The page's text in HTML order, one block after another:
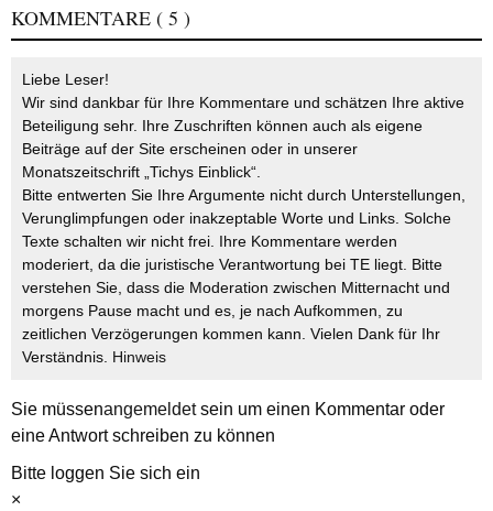
KOMMENTARE ( 5 )
Liebe Leser!
Wir sind dankbar für Ihre Kommentare und schätzen Ihre aktive
Beteiligung sehr. Ihre Zuschriften können auch als eigene
Beiträge auf der Site erscheinen oder in unserer
Monatszeitschrift „Tichys Einblick“.
Bitte entwerten Sie Ihre Argumente nicht durch Unterstellungen,
Verunglimpfungen oder inakzeptable Worte und Links. Solche
Texte schalten wir nicht frei. Ihre Kommentare werden
moderiert, da die juristische Verantwortung bei TE liegt. Bitte
verstehen Sie, dass die Moderation zwischen Mitternacht und
morgens Pause macht und es, je nach Aufkommen, zu
zeitlichen Verzögerungen kommen kann. Vielen Dank für Ihr
Verständnis. Hinweis
Sie müssenangemeldetsein um einen Kommentar oder
eine Antwort schreiben zu können
Bitte loggen Sie sich ein
×